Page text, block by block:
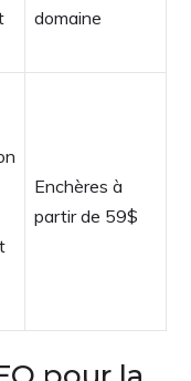
domaine
Enchères à
partir de 59$